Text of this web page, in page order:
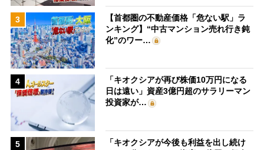
3
【首都圏の不動産価格「危ない駅」ラ
ンキング】“中古マンション売れ行き鈍
化”のワー…
4
「キオクシアが再び株価10万円になる
日は遠い」資産3億円超のサラリーマン
投資家が…
5
「キオクシアが今後も利益を出し続け